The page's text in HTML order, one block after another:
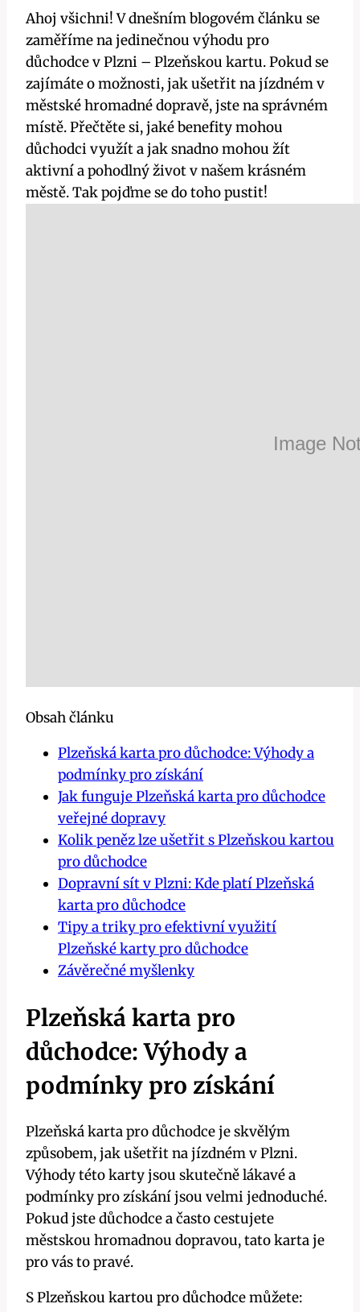
Ahoj všichni! V dnešním blogovém článku se
zaměříme na jedinečnou výhodu pro
důchodce v Plzni – Plzeňskou kartu. Pokud se
zajímáte o možnosti, jak ušetřit na jízdném v
městské hromadné dopravě, jste na správném
místě. Přečtěte si, jaké benefity mohou
důchodci využít a jak snadno mohou žít
aktivní a pohodlný život v našem krásném
městě. Tak pojďme se do toho pustit!
Obsah článku
Plzeňská karta pro důchodce: Výhody a
podmínky pro získání
Jak funguje Plzeňská karta pro důchodce
veřejné dopravy
Kolik peněz lze ušetřit s Plzeňskou kartou
pro důchodce
Dopravní sít v Plzni: Kde platí Plzeňská
karta pro důchodce
Tipy a triky pro efektivní využití
Plzeňské karty pro důchodce
Závěrečné myšlenky
Plzeňská karta pro
důchodce: Výhody a
podmínky pro získání
Plzeňská karta pro důchodce je skvělým
způsobem, jak ušetřit na jízdném v Plzni.
Výhody této karty jsou skutečně lákavé a
podmínky pro získání jsou velmi jednoduché.
Pokud jste důchodce a často cestujete
městskou hromadnou dopravou, tato karta je
pro vás to pravé.
S Plzeňskou kartou pro důchodce můžete: